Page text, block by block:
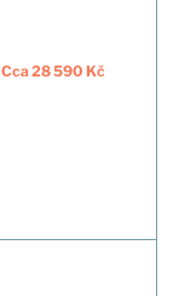
Cca 28 590 Kč